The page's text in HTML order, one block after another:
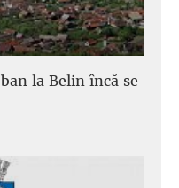
la Belin încă se